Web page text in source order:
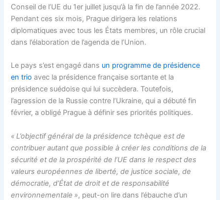
Conseil de l’UE du 1er juillet jusqu’à la fin de l’année 2022.
Pendant ces six mois, Prague dirigera les relations
diplomatiques avec tous les États membres, un rôle crucial
dans l’élaboration de l’agenda de l’Union.
Le pays s’est engagé dans un programme de présidence
en trio avec la présidence française sortante et la
présidence suédoise qui lui succèdera. Toutefois,
l’agression de la Russie contre l’Ukraine, qui a débuté fin
février, a obligé Prague à définir ses priorités politiques.
« L’objectif général de la présidence tchèque est de
contribuer autant que possible à créer les conditions de la
sécurité et de la prospérité de l’UE dans le respect des
valeurs européennes de liberté, de justice sociale, de
démocratie, d’État de droit et de responsabilité
environnementale », peut-on lire dans l’ébauche d’un